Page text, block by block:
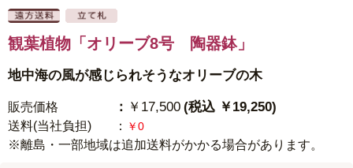
観葉植物「オリーブ8号 陶器鉢」
地中海の風が感じられそうなオリーブの木
販売価格 ： ￥17,500 (税込 ￥19,250)
送料(当社負担) ： ￥0
※離島・一部地域は追加送料がかかる場合があります。